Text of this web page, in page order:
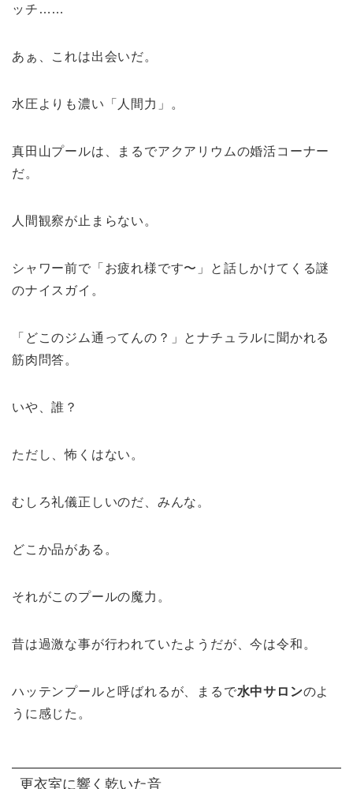
ッチ……
あぁ、これは出会いだ。
水圧よりも濃い「人間力」。
真田山プールは、まるでアクアリウムの婚活コーナー
だ。
人間観察が止まらない。
シャワー前で「お疲れ様です〜」と話しかけてくる謎
のナイスガイ。
「どこのジム通ってんの？」とナチュラルに聞かれる
筋肉問答。
いや、誰？
ただし、怖くはない。
むしろ礼儀正しいのだ、みんな。
どこか品がある。
それがこのプールの魔力。
昔は過激な事が行われていたようだが、今は令和。
ハッテンプールと呼ばれるが、まるで水中サロンのよ
うに感じた。
更衣室に響く乾いた音